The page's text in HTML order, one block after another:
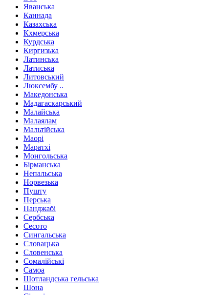
Яванська
Каннада
Казахська
Кхмерська
Курдська
Киргизька
Латинська
Латиська
Литовський
Люксембу ..
Македонська
Мадагаскарський
Малайська
Малаялам
Мальтійська
Маорі
Маратхі
Монгольська
Бірманська
Непальська
Норвезька
Пушту
Перська
Панджабі
Сербська
Сесото
Сингальська
Словацька
Словенська
Сомалійські
Самоа
Шотландська гельська
Шона